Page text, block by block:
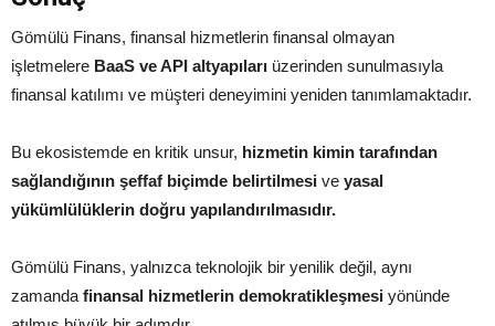
Gömülü Finans, finansal hizmetlerin finansal olmayan
işletmelere BaaS ve API altyapıları üzerinden sunulmasıyla
finansal katılımı ve müşteri deneyimini yeniden tanımlamaktadır.
Bu ekosistemde en kritik unsur, hizmetin kimin tarafından
sağlandığının şeffaf biçimde belirtilmesi ve yasal
yükümlülüklerin doğru yapılandırılmasıdır.
Gömülü Finans, yalnızca teknolojik bir yenilik değil, aynı
zamanda finansal hizmetlerin demokratikleşmesi yönünde